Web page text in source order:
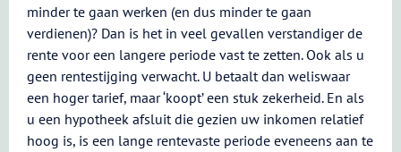
minder te gaan werken (en dus minder te gaan
verdienen)? Dan is het in veel gevallen verstandiger de
rente voor een langere periode vast te zetten. Ook als u
geen rentestijging verwacht. U betaalt dan weliswaar
een hoger tarief, maar ‘koopt’ een stuk zekerheid. En als
u een hypotheek afsluit die gezien uw inkomen relatief
hoog is, is een lange rentevaste periode eveneens aan te